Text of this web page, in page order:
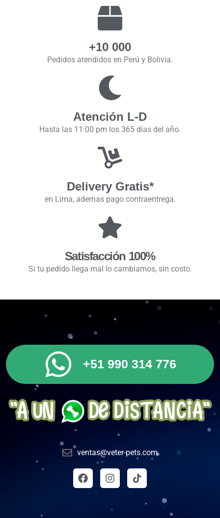
+10 000
Pedidos atendidos en Perú y Bolivia.
Atención L-D
Hasta las 11:00 pm los 365 días del año.
Delivery Gratis*
en Lima, ademas pago contraentrega.
Satisfacción 100%
Si tu pedido llega mal lo cambiamos, sin costo.
+51 990 314 776
ventas@veter-pets.com